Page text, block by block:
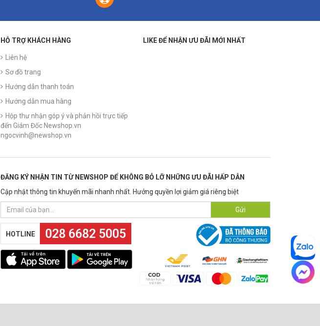
HỖ TRỢ KHÁCH HÀNG
Liên hệ
Sơ đồ trang
Hướng dẫn thanh toán
Hướng dẫn mua hàng
Hộp thư nhận góp ý và phản hồi trực tiếp
đến Giám Đốc Newshop.vn
ngocvinh@newshop.vn
LIKE ĐỂ NHẬN ƯU ĐÃI MỚI NHẤT
ĐĂNG KÝ NHẬN TIN TỪ NEWSHOP ĐỂ KHÔNG BỎ LỠ NHỮNG ƯU ĐÃI HẤP DẪN
Cập nhật thông tin khuyến mãi nhanh nhất. Hưởng quyền lợi giảm giá riêng biệt
Gửi
HOTLINE 028 6682 5005